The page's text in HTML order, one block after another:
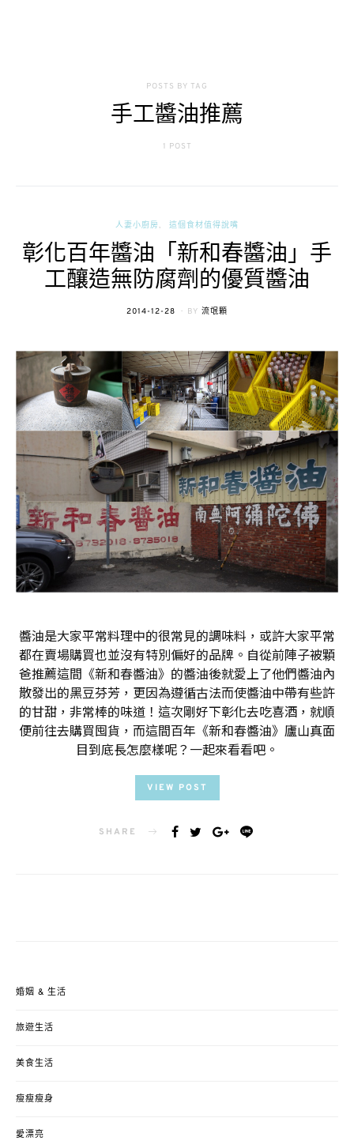
POSTS BY TAG
手工醬油推薦
1 POST
人妻小廚房 這個食材值得說嘴
彰化百年醬油「新和春醬油」手
工釀造無防腐劑的優質醬油
POSTED
2014-12-28 BY 流氓顆
醬油是大家平常料理中的很常見的調味料，或許大家平常
都在賣場購買也並沒有特別偏好的品牌。自從前陣子被顆
爸推薦這間《新和春醬油》的醬油後就愛上了他們醬油內
散發出的黑豆芬芳，更因為遵循古法而使醬油中帶有些許
的甘甜，非常棒的味道！這次剛好下彰化去吃喜酒，就順
便前往去購買囤貨，而這間百年《新和春醬油》廬山真面
目到底長怎麼樣呢？一起來看看吧。
VIEW POST
SHARE
婚姻 & 生活
旅遊生活
美食生活
瘦瘦瘦身
愛漂亮